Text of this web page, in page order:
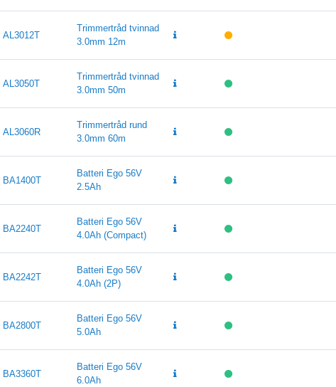
AL3012T
Trimmertråd tvinnad
3.0mm 12m
AL3050T
Trimmertråd tvinnad
3.0mm 50m
AL3060R
Trimmertråd rund
3.0mm 60m
BA1400T
Batteri Ego 56V
2.5Ah
BA2240T
Batteri Ego 56V
4.0Ah (Compact)
BA2242T
Batteri Ego 56V
4.0Ah (2P)
BA2800T
Batteri Ego 56V
5.0Ah
BA3360T
Batteri Ego 56V
6.0Ah